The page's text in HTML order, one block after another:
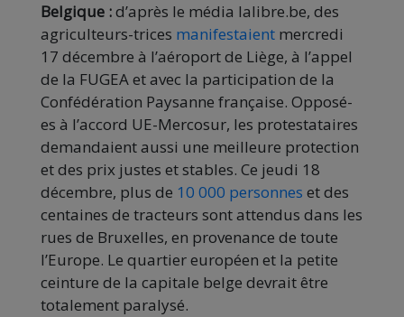
Belgique :d’après le média lalibre.be, des
agriculteurs-trices manifestaient mercredi
17 décembre à l’aéroport de Liège, à l’appel
de la FUGEA et avec la participation de la
Confédération Paysanne française. Opposé-
es à l’accord UE-Mercosur, les protestataires
demandaient aussi une meilleure protection
et des prix justes et stables. Ce jeudi 18
décembre, plus de 10 000 personnes et des
centaines de tracteurs sont attendus dans les
rues de Bruxelles, en provenance de toute
l’Europe. Le quartier européen et la petite
ceinture de la capitale belge devrait être
totalement paralysé.